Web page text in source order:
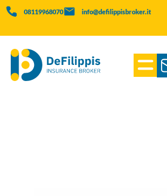
08119968070 info@defilippisbroker.it